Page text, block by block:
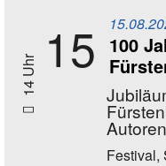
14 Uhr 15
100
Festival,